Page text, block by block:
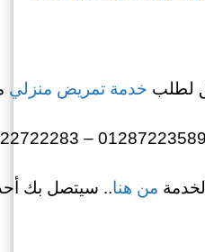
لطلب خدمة تمريض منزلي
من هنا.. سيتصل بك